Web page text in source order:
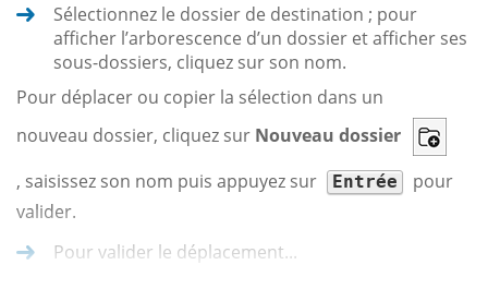
Sélectionnez le dossier de destination ; pour
afficher l’arborescence d’un dossier et afficher ses
sous-dossiers, cliquez sur son nom.
Pour déplacer ou copier la sélection dans un
nouveau dossier, cliquez sur Nouveau dossier
, saisissez son nom puis appuyez sur
Entrée
pour
valider.
Pour valider le déplacement...